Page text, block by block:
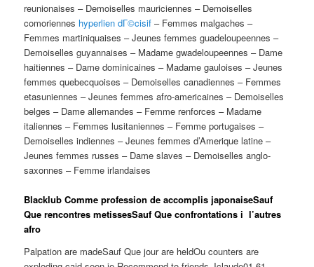
reunionaises – Demoiselles mauriciennes – Demoiselles
comoriennes hyperlien dГ©cisif – Femmes malgaches –
Femmes martiniquaises – Jeunes femmes guadeloupeennes –
Demoiselles guyannaises – Madame gwadeloupeennes – Dame
haitiennes – Dame dominicaines – Madame gauloises – Jeunes
femmes quebecquoises – Demoiselles canadiennes – Femmes
etasuniennes – Jeunes femmes afro-americaines – Demoiselles
belges – Dame allemandes – Femme renforces – Madame
italiennes – Femmes lusitaniennes – Femme portugaises –
Demoiselles indiennes – Jeunes femmes d’Amerique latine –
Jeunes femmes russes – Dame slaves – Demoiselles anglo-
saxonnes – Femme irlandaises
Blacklub Comme profession de accomplis japonaiseSauf
Que rencontres metissesSauf Que confrontations i l’autres
afro
Palpation are madeSauf Que jour are heldOu counters are